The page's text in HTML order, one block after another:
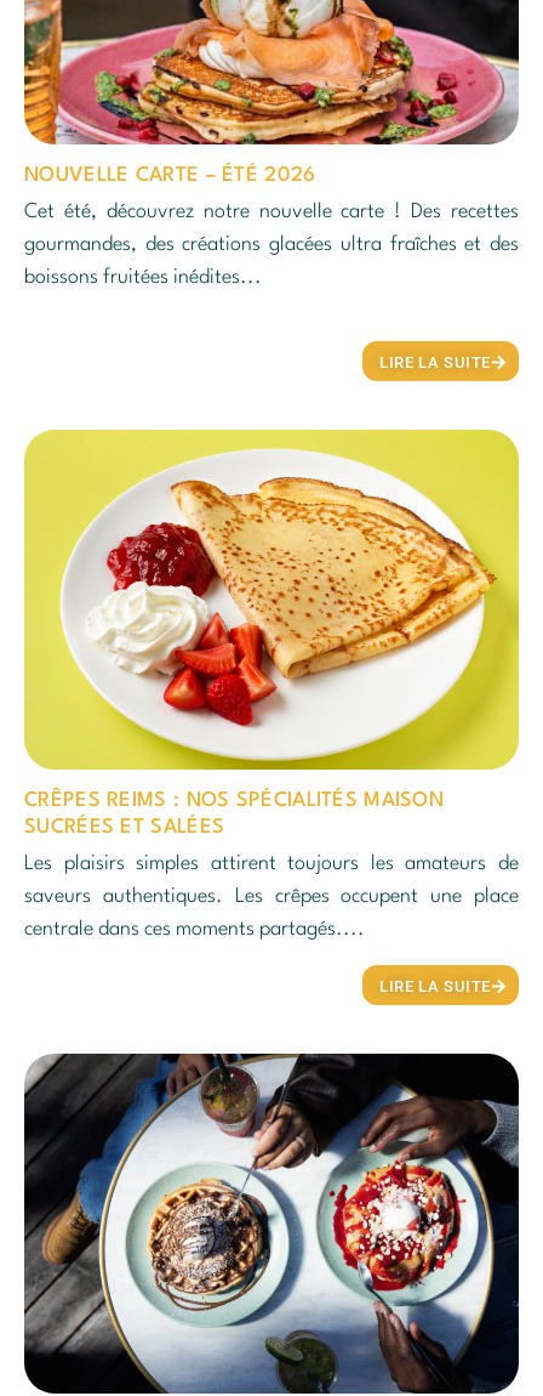
NOUVELLE CARTE – ÉTÉ 2026
Cet été, découvrez notre nouvelle carte ! Des recettes
gourmandes, des créations glacées ultra fraîches et des
boissons fruitées inédites...
LIRE LA SUITE
CRÊPES REIMS : NOS SPÉCIALITÉS MAISON
SUCRÉES ET SALÉES
Les plaisirs simples attirent toujours les amateurs de
saveurs authentiques. Les crêpes occupent une place
centrale dans ces moments partagés....
LIRE LA SUITE